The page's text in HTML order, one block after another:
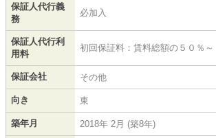
保証人代行義
務
必加入
保証人代行利
用料
初回保証料：賃料総額の５０％～
保証会社 その他
向き 東
築年月 2018年 2月 (築8年)